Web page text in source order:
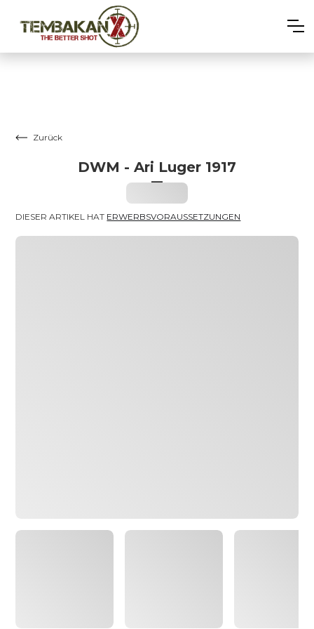
Zurück
DWM - Ari Luger 1917
–
DIESER ARTIKEL HAT ERWERBSVORAUSSETZUNGEN